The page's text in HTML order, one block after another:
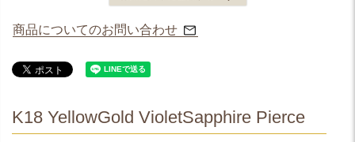
商品についてのお問い合わせ
K18 YellowGold VioletSapphire Pierce